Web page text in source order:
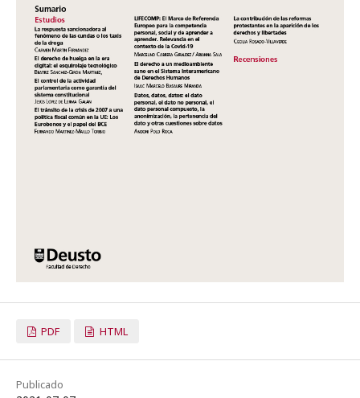
PDF HTML
Publicado